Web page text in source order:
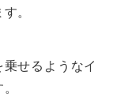
。
せるようなイ